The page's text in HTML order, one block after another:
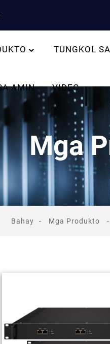
TUNGKOL
AMIN VIDEO
Mga
Bahay Mga Produkto